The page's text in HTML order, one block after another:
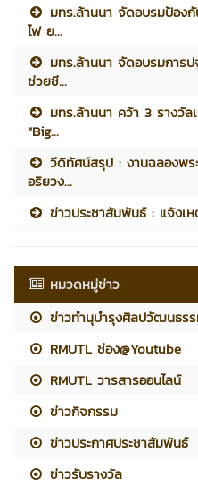
มทร.ล้านนา จัดอบรมป้อง
ไฟ ย...
มทร.ล้านนา จัดอบรมการ
ช่วยชี...
มทร.ล้านนา คว้า 3 รางวัล
“Big...
วีดิทัศน์สรุป : งานฉลองพ
อริยวง...
ข่าวประชาสัมพันธ์ : แจ้งเ
หมวดหมู่ข่าว
ข่าวทำนุบำรุงศิลปวัฒนธร
RMUTL ช่อง@Youtube
RMUTL วารสารออนไลน์
ข่าวกิจกรรม
ข่าวประกาศประชาสัมพันธ์
ข่าวรับรางวัล